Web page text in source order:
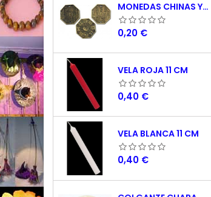
MONEDAS CHINAS YING YANG
Precio
0,20 €
VELA ROJA 11 CM
Precio
0,40 €
VELA BLANCA 11 CM
Precio
0,40 €